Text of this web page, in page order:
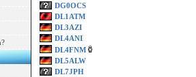
DG0OCS
DL1ATM
DL3AZI
DL4ANI
DL4FNM
DL5ALW
DL7JPH